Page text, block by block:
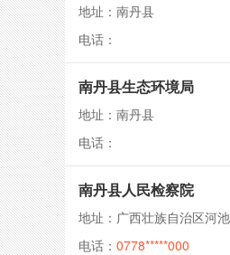
地址：南丹县
电话：
南丹县生态环境局
地址：南丹县
电话：
南丹县人民检察院
地址：广西壮族自治区河
电话： 0778*****000